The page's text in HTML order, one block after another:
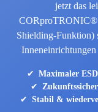
jetzt das
CORproTRONIC®
Shielding-Funktion)
Maximaler
Zukunftssicher
Stabil &